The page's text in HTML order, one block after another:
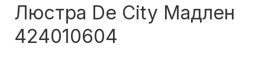
Люстра De City Мадлен
424010604